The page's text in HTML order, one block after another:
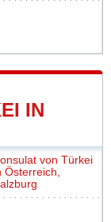
IN
von Türkei
Österreich,